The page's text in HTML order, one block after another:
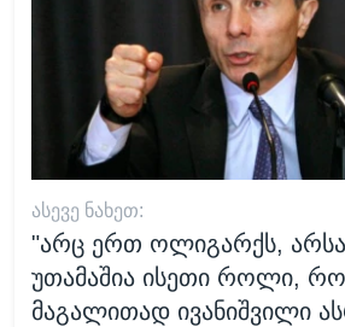
ᲐᲡᲔᲕᲔ ᲜᲐᲮᲔᲗ:
"არც ერთ ოლიგარქს,
უთამაშია ისეთი როლი,
მაგალითად ივანიშვილი